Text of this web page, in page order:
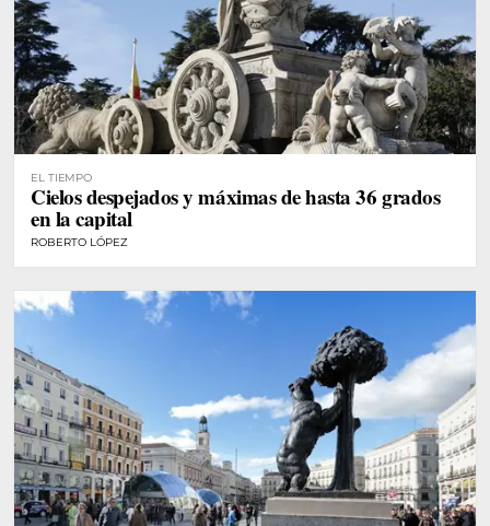
EL TIEMPO
Cielos despejados y máximas de hasta 36 grados
en la capital
ROBERTO LÓPEZ